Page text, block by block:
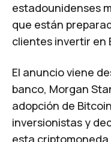
estadounidenses
que están
clientes invertir en
El anuncio viene
banco, Morgan
adopción de
inversionistas y